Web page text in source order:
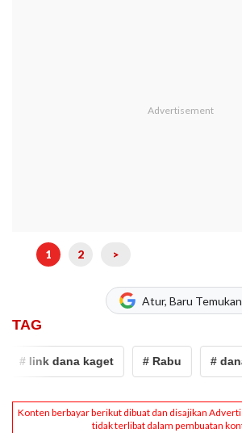
1 2 >
Atur, Baru Temukan
TAG
# link dana kaget # Rabu # dana